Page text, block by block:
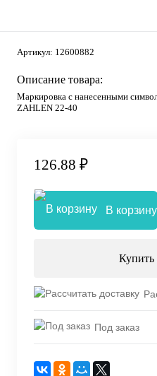
Артикул: 12600882
Описание товара:
Маркировка с нанесенными
ZAHLEN 22-40
126.88 ₽
В корзину
Купить
Под заказ